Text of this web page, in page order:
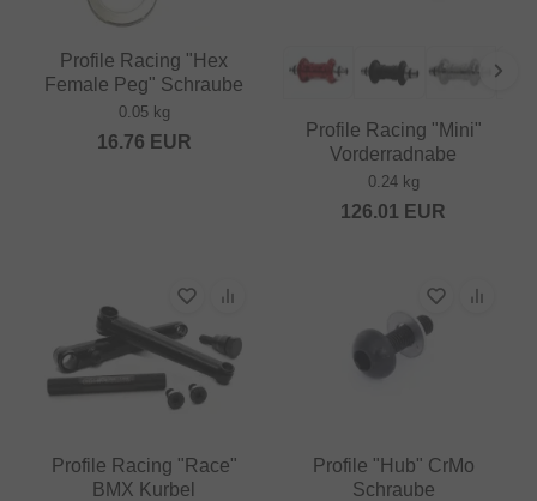
Profile Racing "Hex
Female Peg" Schraube
0.05 kg
16.76 EUR
Profile Racing "Mini"
Vorderradnabe
0.24 kg
126.01 EUR
Profile Racing "Race"
BMX Kurbel
Profile "Hub" CrMo
Schraube